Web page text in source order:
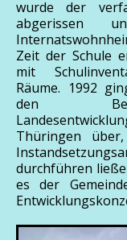
wurde der
abgerissen
Zeit der Schule
mit
Räume. 1992
den
Thüringen
durchführen
es der